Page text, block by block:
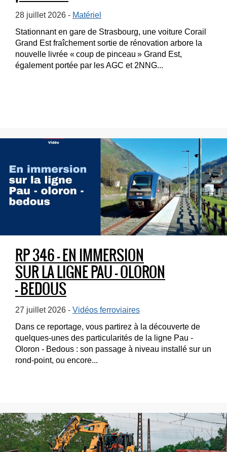
28 juillet 2026 - Matériel
Stationnant en gare de Strasbourg, une voiture Corail
Grand Est fraîchement sortie de rénovation arbore la
nouvelle livrée « coup de pinceau » Grand Est,
également portée par les AGC et 2NNG...
RP 346 – EN IMMERSION
SUR LA LIGNE PAU – OLORON
– BEDOUS
27 juillet 2026 - Vidéos ferroviaires
Dans ce reportage, vous partirez à la découverte de
quelques-unes des particularités de la ligne Pau -
Oloron - Bedous : son passage à niveau installé sur un
rond-point, ou encore...